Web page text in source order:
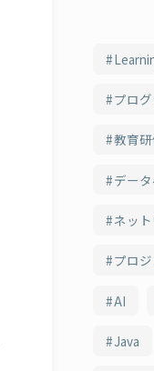
プロ
教育
デー
ネッ
プロ
AI
Java